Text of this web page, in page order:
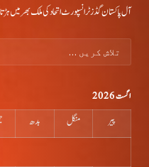
آل پاکستان گڈز ٹرانسپورٹ اتحاد کی ملک بھر میں
کریں
اگست 2026
پیر منگل بدھ